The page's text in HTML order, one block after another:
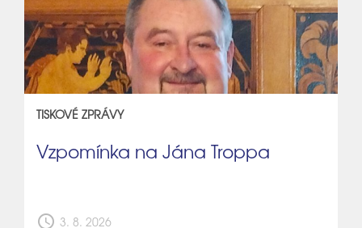
TISKOVÉ ZPRÁVY
Vzpomínka na Jána Troppa
schedule 3. 8. 2026